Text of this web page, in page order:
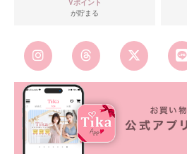
Vポイント
が貯まる